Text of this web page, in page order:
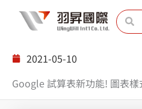
搜
尋 尋
2021-05-10
Google 試算表新功能! 圖表